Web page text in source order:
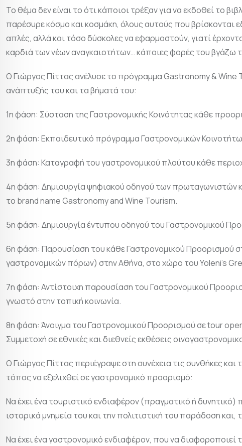
Το θέμα δεν είναι το ότι κάποιοι τρέξαν για να εκδοθεί το
παρέσυρε κόσμο και κοσμάκη, όλους αυτούς που βρίσκονται
απλές, αλλά και τόσο δύσκολες να εφαρμοστούν, γιατί
καρδιά των νέων αναγκαιοτήτων… κάποιες φορές του βγάζω
Ο Γιώργος Πίττας ανέλυσε το πρόγραμμα Gastronomy &
ανάπτυξής του και τα βήματά του:
1η φάση: Σύσταση της Γαστρονομικής Κοινότητας κάθε
2η φάση: Εκπαιδευτικό πρόγραμμα Γαστρονομικών
3η φάση: Καταγραφή του γαστρονομικού πλούτου κάθε
4η φάση: Δημιουργία ψηφιακού οδηγού των πρωταγωνιστών
το brand name Gastronomy and Wine Tourism.
5η φάση: Δημιουργία έντυπου οδηγού του Γαστρονομικού
6η φάση: Παρουσίαση του κάθε Γαστρονομικού Προορισμού
γαστρονομικών πόρων) στην Αθήνα, στο χώρο του Yoleni’s
7η φάση: Αντίστοιχη παρουσίαση του Γαστρονομικού
γνωστό στην τοπική κοινωνία.
8η φάση: Άνοιγμα του Γαστρονομικού Προορισμού σε tour
Συμμετοχή σε εθνικές και διεθνείς εκθέσεις
O Γιώργος Πίττας περιέγραψε στη συνέχεια τις συνθήκες
τόπος να εξελιχθεί σε γαστρονομικό προορισμό:
Να έχει ένα τουριστικό ενδιαφέρον (πραγματικό ή
ιστορικά μνημεία του και την πολιτιστική του παράδοση
Να έχει ένα γαστρονομικό ενδιαφέρον, που να διαφοροποιεί